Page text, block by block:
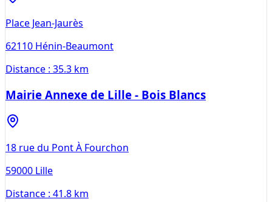
Place Jean-Jaurès
62110 Hénin-Beaumont
Distance : 35.3 km
Mairie Annexe de Lille - Bois Blancs
18 rue du Pont À Fourchon
59000 Lille
Distance : 41.8 km